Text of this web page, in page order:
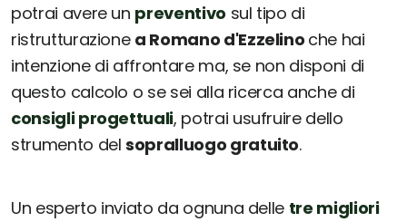
potrai avere un preventivo sul tipo di
ristrutturazione a Romano d'Ezzelino che hai
intenzione di affrontare ma, se non disponi di
questo calcolo o se sei alla ricerca anche di
consigli progettuali, potrai usufruire dello
strumento delsopralluogo gratuito.
Un esperto inviato da ognuna delle tre migliori